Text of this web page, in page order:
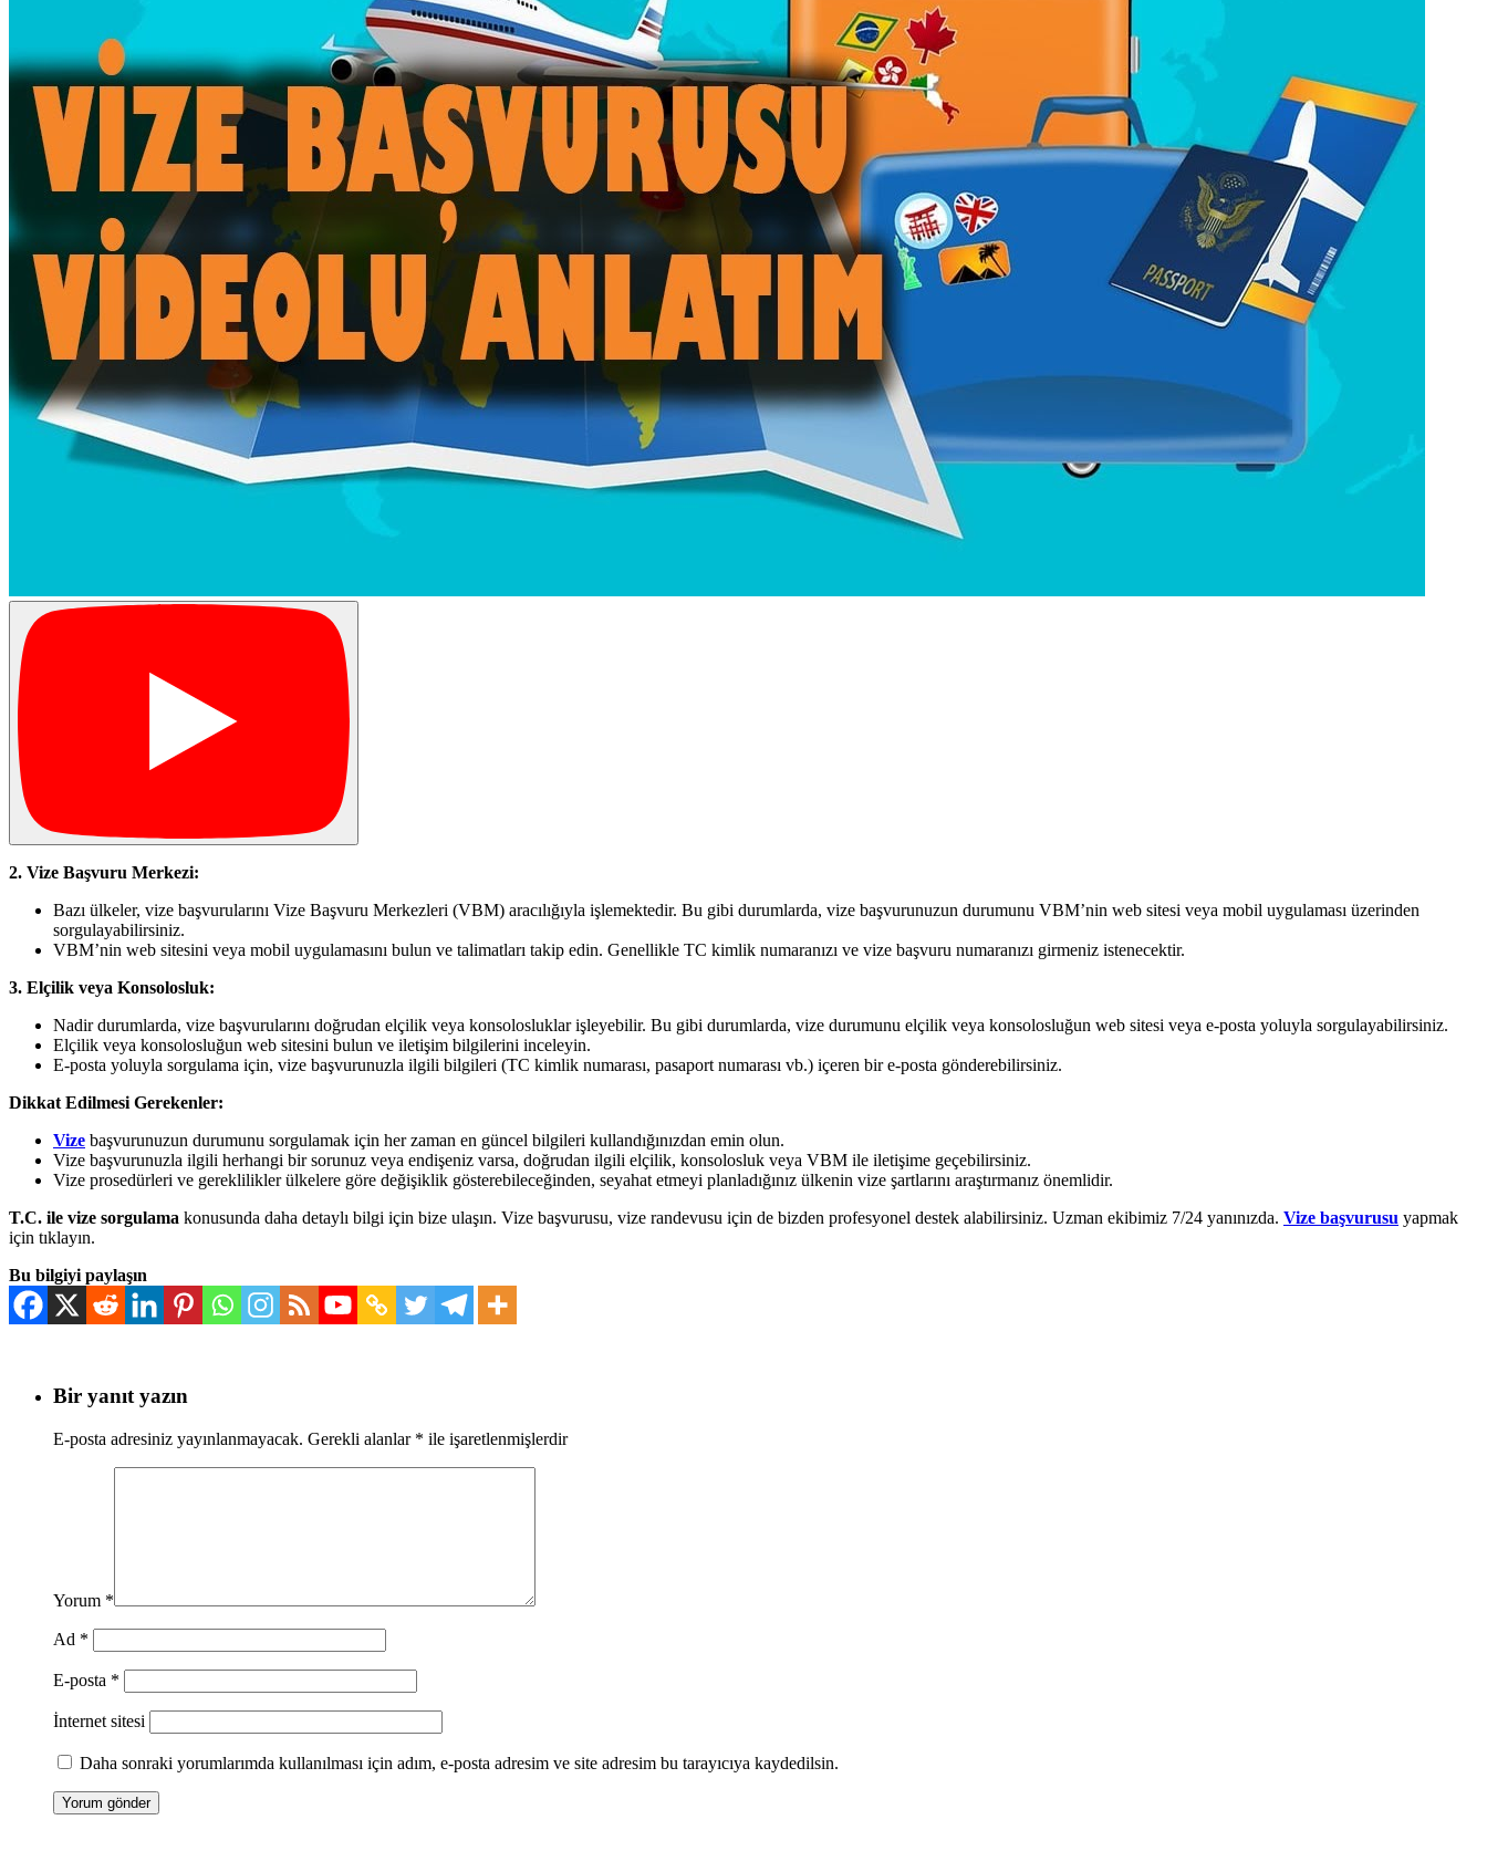
2. Vize Başvuru Merkezi:
Bazı ülkeler, vize başvurularını Vize Başvuru Merkezleri (VBM) aracılığıyla işlemektedir. Bu gibi durumlarda, vize başvurunuzun durumunu VBM’nin web sitesi veya mobil uygulaması üzerinden
sorgulayabilirsiniz.
VBM’nin web sitesini veya mobil uygulamasını bulun ve talimatları takip edin. Genellikle TC kimlik numaranızı ve vize başvuru numaranızı girmeniz istenecektir.
3. Elçilik veya Konsolosluk:
Nadir durumlarda, vize başvurularını doğrudan elçilik veya konsolosluklar işleyebilir. Bu gibi durumlarda, vize durumunu elçilik veya konsolosluğun web sitesi veya e-posta yoluyla sorgulayabilirsiniz.
Elçilik veya konsolosluğun web sitesini bulun ve iletişim bilgilerini inceleyin.
E-posta yoluyla sorgulama için, vize başvurunuzla ilgili bilgileri (TC kimlik numarası, pasaport numarası vb.) içeren bir e-posta gönderebilirsiniz.
Dikkat Edilmesi Gerekenler:
Vize başvurunuzun durumunu sorgulamak için her zaman en güncel bilgileri kullandığınızdan emin olun.
Vize başvurunuzla ilgili herhangi bir sorunuz veya endişeniz varsa, doğrudan ilgili elçilik, konsolosluk veya VBM ile iletişime geçebilirsiniz.
Vize prosedürleri ve gereklilikler ülkelere göre değişiklik gösterebileceğinden, seyahat etmeyi planladığınız ülkenin vize şartlarını araştırmanız önemlidir.
T.C. ile vize sorgulama konusunda daha detaylı bilgi için bize ulaşın. Vize başvurusu, vize randevusu için de bizden profesyonel destek alabilirsiniz. Uzman ekibimiz 7/24 yanınızda. Vize başvurusu yapmak
için tıklayın.
Bu bilgiyi paylaşın
Bir yanıt yazın
E-posta adresiniz yayınlanmayacak. Gerekli alanlar * ile işaretlenmişlerdir
Yorum *
Ad *
E-posta *
İnternet sitesi
Daha sonraki yorumlarımda kullanılması için adım, e-posta adresim ve site adresim bu tarayıcıya kaydedilsin.